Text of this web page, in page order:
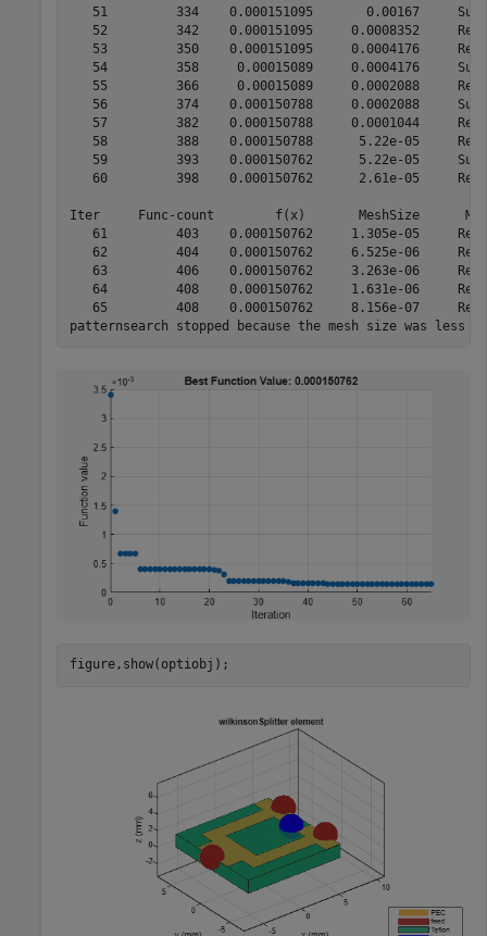
51         334    0.000151095       0.00167
52         342    0.000151095     0.0008352
53         350    0.000151095     0.0004176
54         358     0.00015089     0.0004176
55         366     0.00015089     0.0002088
56         374    0.000150788     0.0002088
57         382    0.000150788     0.0001044
58         388    0.000150788      5.22e-05
59         393    0.000150762      5.22e-05
60         398    0.000150762      2.61e-05
Iter     Func-count        f(x)       MeshSize
61         403    0.000150762     1.305e-05
62         404    0.000150762     6.525e-06
63         406    0.000150762     3.263e-06
64         408    0.000150762     1.631e-06
65         408    0.000150762     8.156e-07
figure,show(optiobj);